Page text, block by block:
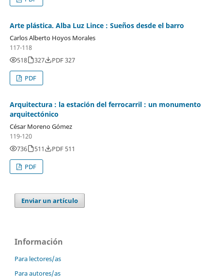
Arte plástica. Alba Luz Lince : Sueños desde el barro
Carlos Alberto Hoyos Morales
117-118
518
327 PDF 327
PDF
Arquitectura : la estación del ferrocarril : un monumento
arquitectónico
César Moreno Gómez
119-120
736
511 PDF 511
PDF
Enviar un artículo
Información
Para lectores/as
Para autores/as